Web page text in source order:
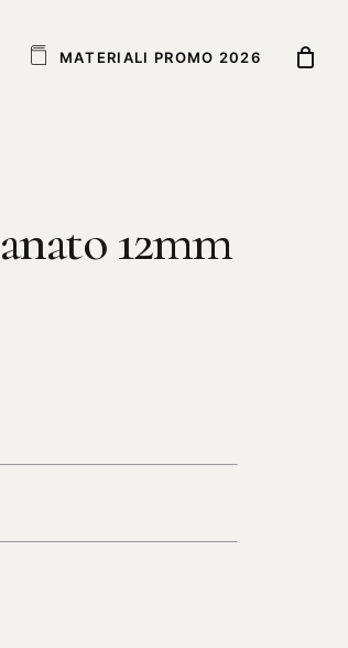
MAT ERIALI PROMO 2026
12mm